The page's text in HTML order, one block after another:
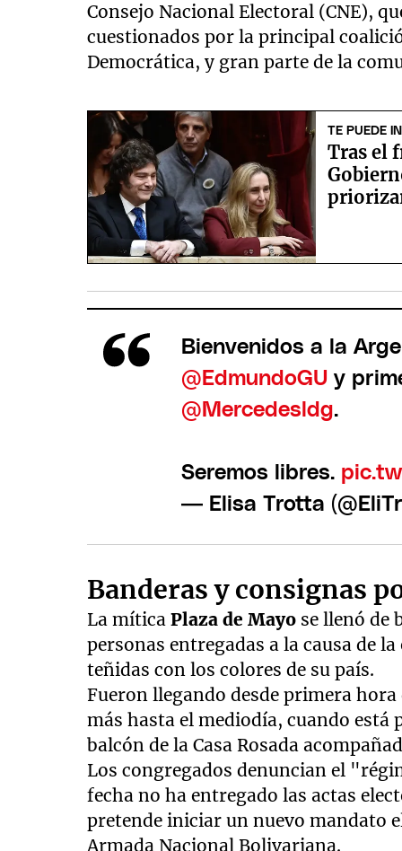
Consejo Nacional Electoral (CNE),
cuestionados por la principal
Democrática, y gran parte de la
TE PUEDE
Tras el
Bienvenidos a la
@EdmundoGUy
@Mercedesldg.
Seremos libres.
— Elisa Trotta
Banderas y consignas
La míticaPlaza de Mayo se llenó de
personas entregadas a la causa de
teñidas con los colores de su país.
Fueron llegando desde primera
más hasta el mediodía, cuando está
balcón de la Casa Rosada
Los congregados denuncian el
fecha no ha entregado las actas
pretende iniciar un nuevo mandato
Armada Nacional Bolivariana.